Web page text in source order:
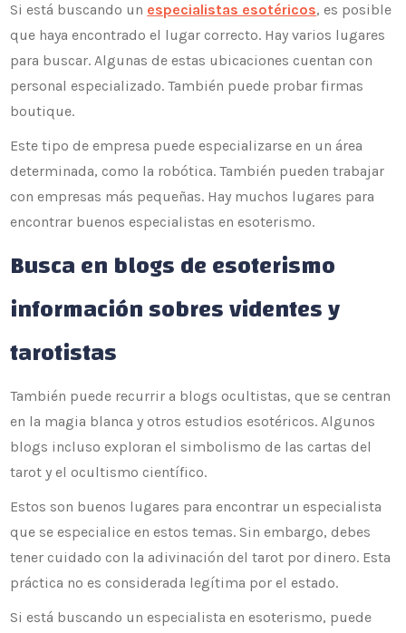
Si está buscando un especialistas esotéricos, es posible
que haya encontrado el lugar correcto. Hay varios lugares
para buscar. Algunas de estas ubicaciones cuentan con
personal especializado. También puede probar firmas
boutique.
Este tipo de empresa puede especializarse en un área
determinada, como la robótica. También pueden trabajar
con empresas más pequeñas. Hay muchos lugares para
encontrar buenos especialistas en esoterismo.
Busca en blogs de esoterismo
información sobres videntes y
tarotistas
También puede recurrir a blogs ocultistas, que se centran
en la magia blanca y otros estudios esotéricos. Algunos
blogs incluso exploran el simbolismo de las cartas del
tarot y el ocultismo científico.
Estos son buenos lugares para encontrar un especialista
que se especialice en estos temas. Sin embargo, debes
tener cuidado con la adivinación del tarot por dinero. Esta
práctica no es considerada legítima por el estado.
Si está buscando un especialista en esoterismo, puede